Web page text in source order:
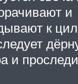
и
к
и